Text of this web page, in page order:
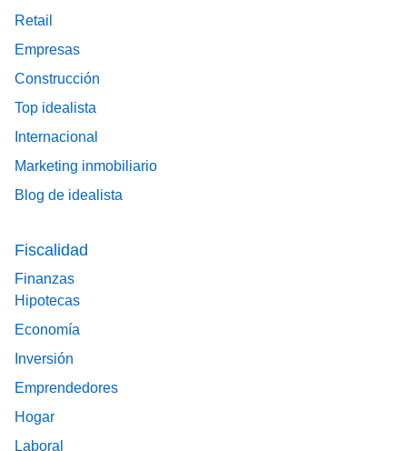
Retail
Empresas
Construcción
Top idealista
Internacional
Marketing inmobiliario
Blog de idealista
Fiscalidad
Finanzas
Hipotecas
Economía
Inversión
Emprendedores
Hogar
Laboral